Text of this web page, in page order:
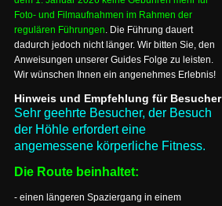
Foto- und Filmaufnahmen im Rahmen der
regulären Führungen. Die Führung dauert
dadurch jedoch nicht länger. Wir bitten Sie, den
Anweisungen unserer Guides Folge zu leisten.
Wir wünschen Ihnen ein angenehmes Erlebnis!
Hinweis und Empfehlung für Besucher
Sehr geehrte Besucher, der Besuch
der Höhle erfordert eine
angemessene körperliche Fitness.
Die Route beinhaltet:
- einen längeren Spaziergang in einem